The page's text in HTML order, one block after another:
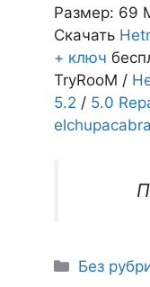
Размер: 69
Скачать
+ ключ
TryRooM /
5.2 / 5.0
elchupacabra
Рубрики
Без